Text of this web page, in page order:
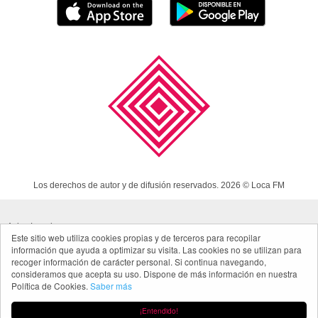
¡Entendido!
Este sitio web utiliza cookies propias y de terceros para recopilar
información que ayuda a optimizar su visita. Las cookies no se utilizan para
recoger información de carácter personal. Si continua navegando,
consideramos que acepta su uso. Dispone de más información en nuestra
Política de Cookies. Saber más
Los derechos de autor y de difusión reservados. 2026 © Loca FM
Aviso Legal
Política de cookies
Política de privacidad App